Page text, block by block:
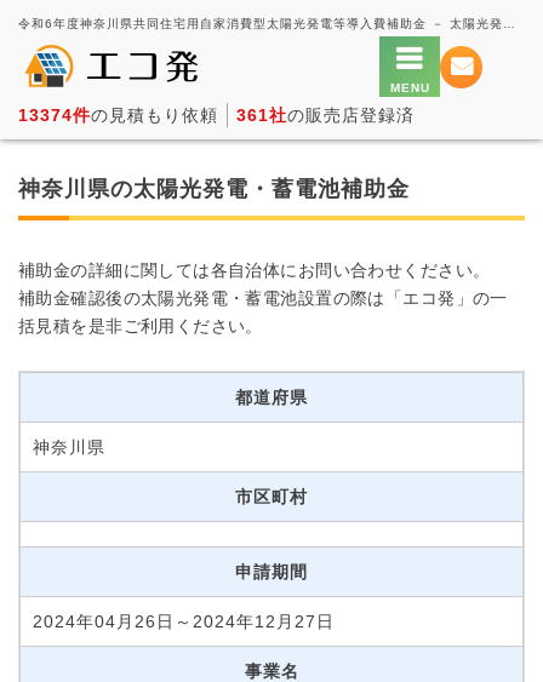
13374件の見積もり依頼 361社の販売店登録済
神奈川県の太陽光発電・蓄電池補助金
補助金の詳細に関しては各自治体にお問い合わせください。
補助金確認後の太陽光発電・蓄電池設置の際は「エコ発」の一
括見積を是非ご利用ください。
都道府県
神奈川県
市区町村
申請期間
2024年04月26日～2024年12月27日
事業名